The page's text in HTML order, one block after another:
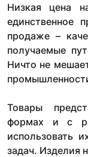
Низкая цена
единственное
продаже –
получаемые
Ничто не
Товары
формах и с
использовать
задач. Изделия